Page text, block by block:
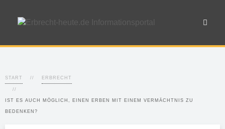
START ERBRECHT
IST ES AUCH MÖGLICH, EINEN ERBEN MIT EINEM VERMÄCHTNIS ZU
BEDENKEN?